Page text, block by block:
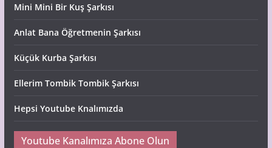
Mini Mini Bir Kuş Şarkısı
Anlat Bana Öğretmenin Şarkısı
Küçük Kurba Şarkısı
Ellerim Tombik Tombik Şarkısı
Hepsi Youtube Knalımızda
Youtube Kanalımıza Abone Olun